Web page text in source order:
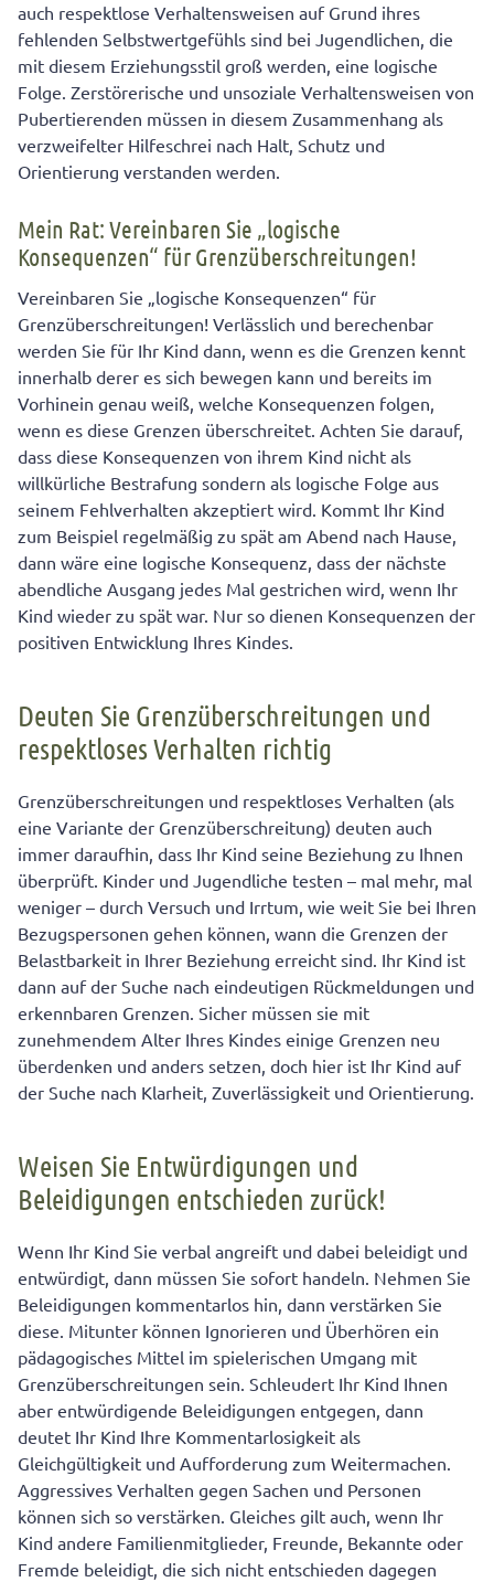
auch respektlose Verhaltensweisen auf Grund ihres
fehlenden Selbstwertgefühls sind bei Jugendlichen, die
mit diesem Erziehungsstil groß werden, eine logische
Folge. Zerstörerische und unsoziale Verhaltensweisen von
Pubertierenden müssen in diesem Zusammenhang als
verzweifelter Hilfeschrei nach Halt, Schutz und
Orientierung verstanden werden.
Mein Rat: Vereinbaren Sie „logische
Konsequenzen“ für Grenzüberschreitungen!
Vereinbaren Sie „logische Konsequenzen“ für
Grenzüberschreitungen! Verlässlich und berechenbar
werden Sie für Ihr Kind dann, wenn es die Grenzen kennt
innerhalb derer es sich bewegen kann und bereits im
Vorhinein genau weiß, welche Konsequenzen folgen,
wenn es diese Grenzen überschreitet. Achten Sie darauf,
dass diese Konsequenzen von ihrem Kind nicht als
willkürliche Bestrafung sondern als logische Folge aus
seinem Fehlverhalten akzeptiert wird. Kommt Ihr Kind
zum Beispiel regelmäßig zu spät am Abend nach Hause,
dann wäre eine logische Konsequenz, dass der nächste
abendliche Ausgang jedes Mal gestrichen wird, wenn Ihr
Kind wieder zu spät war. Nur so dienen Konsequenzen der
positiven Entwicklung Ihres Kindes.
Deuten Sie Grenzüberschreitungen und
respektloses Verhalten richtig
Grenzüberschreitungen und respektloses Verhalten (als
eine Variante der Grenzüberschreitung) deuten auch
immer daraufhin, dass Ihr Kind seine Beziehung zu Ihnen
überprüft. Kinder und Jugendliche testen – mal mehr, mal
weniger – durch Versuch und Irrtum, wie weit Sie bei Ihren
Bezugspersonen gehen können, wann die Grenzen der
Belastbarkeit in Ihrer Beziehung erreicht sind. Ihr Kind ist
dann auf der Suche nach eindeutigen Rückmeldungen und
erkennbaren Grenzen. Sicher müssen sie mit
zunehmendem Alter Ihres Kindes einige Grenzen neu
überdenken und anders setzen, doch hier ist Ihr Kind auf
der Suche nach Klarheit, Zuverlässigkeit und Orientierung.
Weisen Sie Entwürdigungen und
Beleidigungen entschieden zurück!
Wenn Ihr Kind Sie verbal angreift und dabei beleidigt und
entwürdigt, dann müssen Sie sofort handeln. Nehmen Sie
Beleidigungen kommentarlos hin, dann verstärken Sie
diese. Mitunter können Ignorieren und Überhören ein
pädagogisches Mittel im spielerischen Umgang mit
Grenzüberschreitungen sein. Schleudert Ihr Kind Ihnen
aber entwürdigende Beleidigungen entgegen, dann
deutet Ihr Kind Ihre Kommentarlosigkeit als
Gleichgültigkeit und Aufforderung zum Weitermachen.
Aggressives Verhalten gegen Sachen und Personen
können sich so verstärken. Gleiches gilt auch, wenn Ihr
Kind andere Familienmitglieder, Freunde, Bekannte oder
Fremde beleidigt, die sich nicht entschieden dagegen